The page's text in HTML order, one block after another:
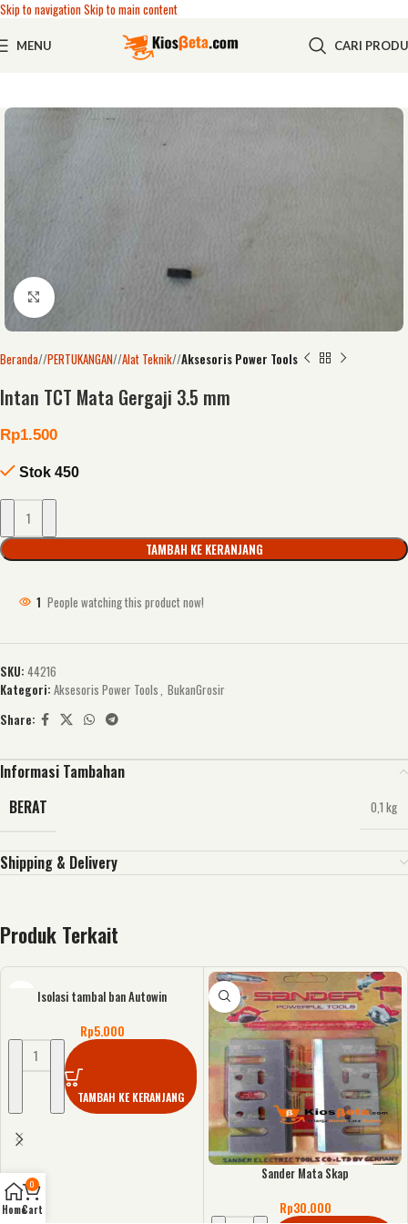
Skip to navigationSkip to main content
MENU CARI
Click to enlarge
Beranda/ PERTUKANGAN/ Alat Teknik/ Aksesoris Power Tools
Intan TCT Mata Gergaji 3.5 mm
Rp1.500
Stok 450
TAMBAH KE KERANJANG
1 People watching this product now!
SKU: 44216
Kategori: Aksesoris Power Tools BukanGrosir
Share:
Informasi Tambahan
BERAT
0,1 kg
Shipping & Delivery
Produk Terkait
Isolasi tambal ban Autowin
Rp5.000
TAMBAH KE KERANJANG
Sander Mata Skap
Rp30.000
Home
0
Cart